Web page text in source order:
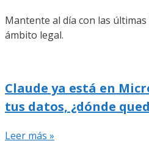
Mantente al día con las
ámbito legal.
Claude ya está en
tus datos, ¿dónde
Leer más »